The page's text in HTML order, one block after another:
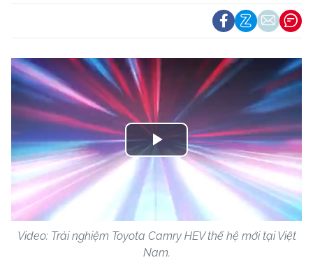
Play
Video
Video: Trải nghiệm Toyota Camry HEV thế hệ mới tại Việt
Nam.